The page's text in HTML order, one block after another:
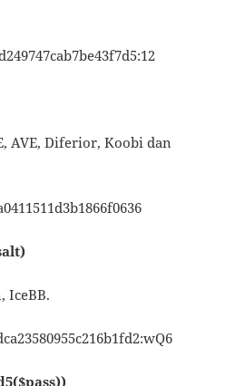
AVE, Diferior, Koobi dan
IceBB.